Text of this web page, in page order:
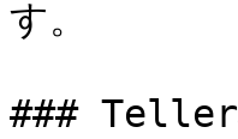
す。
###